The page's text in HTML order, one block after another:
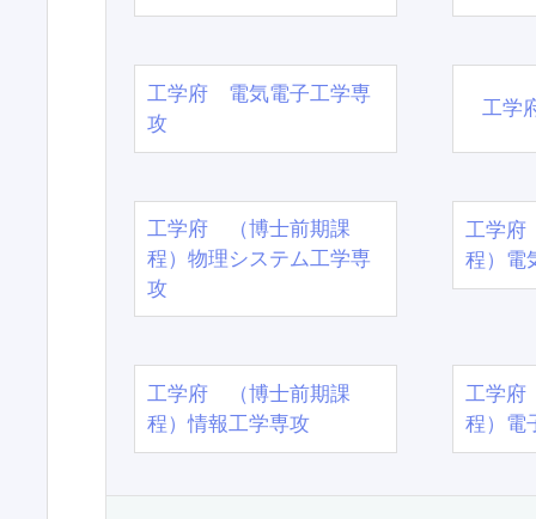
工学府 電気電子工学専
攻
工学
工学府 （博士前期課
程）物理システム工学専
攻
工学
程）電
工学府 （博士前期課
程）情報工学専攻
工学
程）電